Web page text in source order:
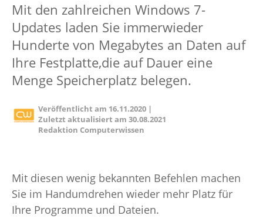
Mit den zahlreichen Windows 7-
Updates laden Sie immerwieder
Hunderte von Megabytes an Daten auf
Ihre Festplatte,die auf Dauer eine
Menge Speicherplatz belegen.
Veröffentlicht am 16.11.2020 |
Zuletzt aktualisiert am30.08.2021
Redaktion Computerwissen
Mit diesen wenig bekannten Befehlen machen
Sie im Handumdrehen wieder mehr Platz für
Ihre Programme und Dateien.